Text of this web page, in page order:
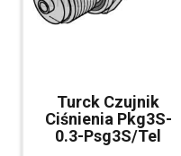
Turck Czujnik
Ciśnienia Pkg3S-
0.3-Psg3S/Tel